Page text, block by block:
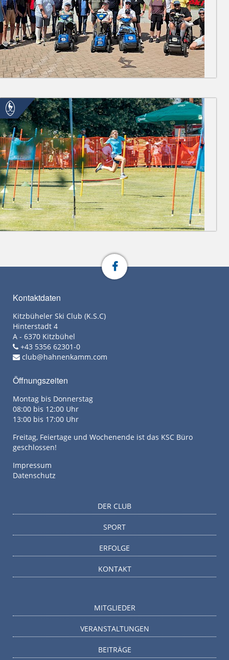
Kontaktdaten
Kitzbüheler Ski Club (K.S.C)
Hinterstadt 4
A - 6370 Kitzbühel
+43 5356 62301-0
club@hahnenkamm.com
Öffnungszeiten
Montag bis Donnerstag
08:00 bis 12:00 Uhr
13:00 bis 17:00 Uhr
Freitag, Feiertage und Wochenende ist das KSC Büro
geschlossen!
Impressum
Datenschutz
DER CLUB
SPORT
ERFOLGE
KONTAKT
MITGLIEDER
VERANSTALTUNGEN
BEITRÄGE